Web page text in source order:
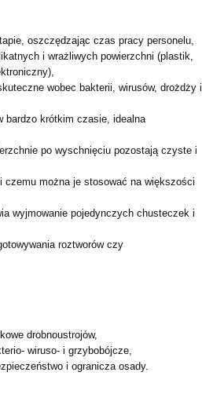
oszczędzając czas pracypersonelu,
i wrażliwych powierzchni(plastik,
wobec bakterii, wirusów,drożdży i
bardzo krótkim czasie, idealna
po wyschnięciu pozostajączyste i
czemu można je stosować nawiększości
wyjmowanie pojedynczychchusteczek i
roztworów czy
drobnoustrojów,
wiruso- i grzybobójcze,
i ogranicza osady.